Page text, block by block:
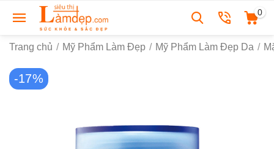
0
Trang chủ / Mỹ Phẩm Làm Đẹp / Mỹ Phẩm Làm Đẹp Da /
-17%